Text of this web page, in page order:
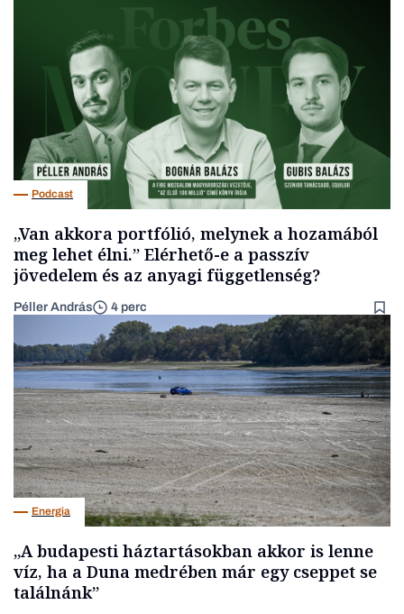
Podcast
„Van akkora portfólió, melynek a hozamából
meg lehet élni.” Elérhető-e a passzív
jövedelem és az anyagi függetlenség?
Péller András 4 perc
Energia
„A budapesti háztartásokban akkor is lenne
víz, ha a Duna medrében már egy cseppet se
találnánk”